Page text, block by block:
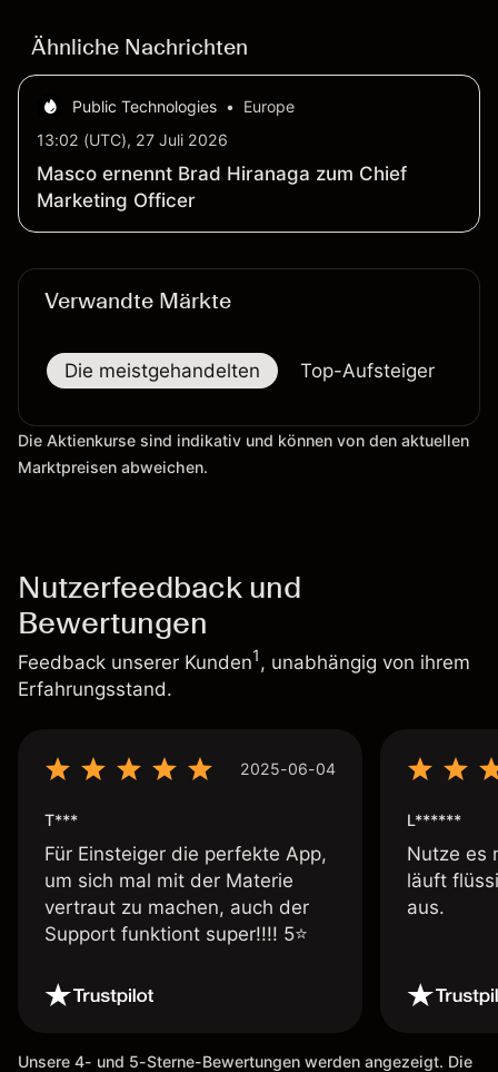
Ähnliche Nachrichten
Public Technologies •
Europe
13:02 (UTC), 27 Juli 2026
Masco ernennt Brad Hiranaga zum Chief
Marketing Officer
Verwandte Märkte
Die meistgehandelten Top-Aufsteiger
Die Aktienkurse sind indikativ und können von den aktuellen
Marktpreisen abweichen.
Nutzerfeedback und
Bewertungen
Feedback unserer Kunden1, unabhängig von ihrem
Erfahrungsstand.
2025-06-04
T***
Für Einsteiger die perfekte App,
um sich mal mit der Materie
vertraut zu machen, auch der
Support funktiont super!!!! 5⭐️
L******
Nutze es
läuft
aus.
Unsere 4- und 5-Sterne-Bewertungen werden angezeigt. Die